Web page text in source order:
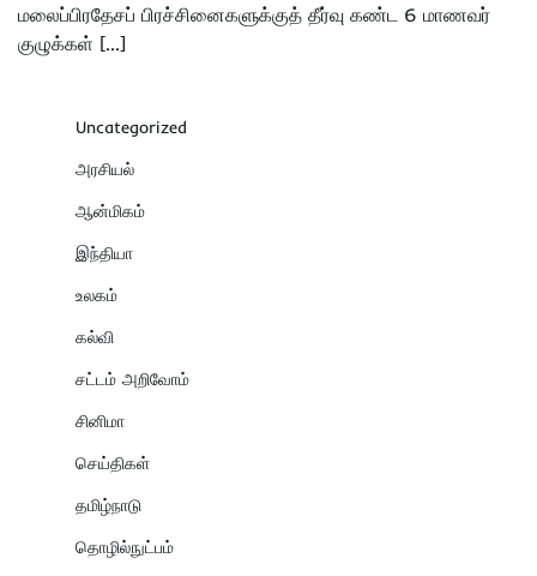
மலைப்பிரதேசப் பிரச்சினைகளுக்குத் தீர்வு கண்ட 6 மாணவர்
குழுக்கள் […]
Uncategorized
அரசியல்
ஆன்மிகம்
இந்தியா
உலகம்
கல்வி
சட்டம் அறிவோம்
சினிமா
செய்திகள்
தமிழ்நாடு
தொழில்நுட்பம்